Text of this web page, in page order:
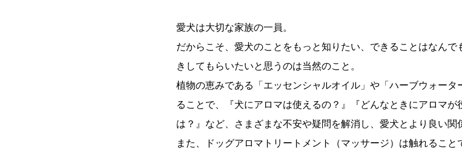
愛犬は大切な家族の一員。
だからこそ、愛犬のことをもっと知りたい、できることはなん
きしてもらいたいと思うのは当然のこと。
植物の恵みである「エッセンシャルオイル」や「ハーブウォー
ることで、『犬にアロマは使えるの？』『どんなときにアロマ
は？』など、さまざまな不安や疑問を解消し、愛犬とより良い関
また、ドッグアロマトリートメント（マッサージ）は触れるこ